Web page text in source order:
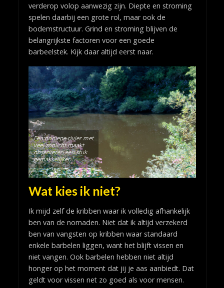
verderop volop aanwezig zijn. Diepte en stroming
spelen daarbij een grote rol, maar ook de
bodemstructuur. Grind en stroming blijven de
belangrijkste factoren voor een goede
barbeelstek. Kijk daar altijd eerst naar.
Een ondiepe rivier met
veel zonlicht maakt
observeren een stuk
gemakkelijker.
Wat kies ik niet?
Ik mijd zelf de kribben waar ik volledig afhankelijk
ben van de nomaden. Niet dat ik altijd verzekerd
ben van vangsten op kribben waar standaard
enkele barbelen liggen, want het blijft vissen en
niet vangen. Ook barbelen hebben niet altijd
honger op het moment dat jij je aas aanbiedt. Dat
geldt voor vissen net zo goed als voor mensen.